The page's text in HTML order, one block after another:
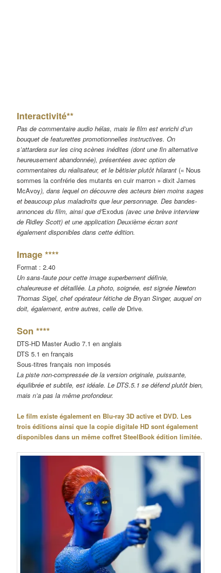
Interactivité**
Pas de commentaire audio hélas, mais le film est enrichi d’un
bouquet de featurettes promotionnelles instructives. On
s’attardera sur les cinq scènes inédites (dont une fin alternative
heureusement abandonnée), présentées avec option de
commentaires du réalisateur, et le bêtisier plutôt hilarant (« Nous
sommes la confrérie des mutants en cuir marron » dixit James
McAvoy), dans lequel on découvre des acteurs bien moins sages
et beaucoup plus maladroits que leur personnage. Des bandes-
annonces du film, ainsi que d’Exodus (avec une brève interview
de Ridley Scott) et une application Deuxième écran sont
également disponibles dans cette édition.
Image ****
Format : 2.40
Un sans-faute pour cette image superbement définie,
chaleureuse et détaillée. La photo, soignée, est signée Newton
Thomas Sigel, chef opérateur fétiche de Bryan Singer, auquel on
doit, également, entre autres, celle de Drive.
Son ****
DTS-HD Master Audio 7.1 en anglais
DTS 5.1 en français
Sous-titres français non imposés
La piste non-compressée de la version originale, puissante,
équilibrée et subtile, est idéale. Le DTS.5.1 se défend plutôt bien,
mais n’a pas la même profondeur.
Le film existe également en Blu-ray 3D active et DVD. Les
trois éditions ainsi que la copie digitale HD sont également
disponibles dans un même coffret SteelBook édition limitée.